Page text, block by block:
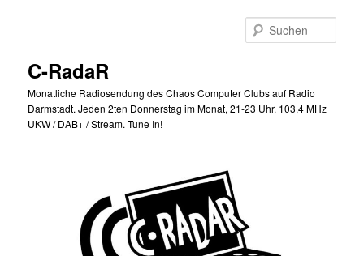
C-RadaR
Monatliche Radiosendung des Chaos Computer Clubs auf Radio
Darmstadt. Jeden 2ten Donnerstag im Monat, 21-23 Uhr. 103,4 MHz
UKW / DAB+ / Stream. Tune In!